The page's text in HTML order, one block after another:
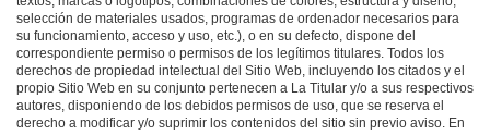
selección de materiales usados, programas de ordenador necesarios para
su funcionamiento, acceso y uso, etc.), o en su defecto, dispone del
correspondiente permiso o permisos de los legítimos titulares. Todos los
derechos de propiedad intelectual del Sitio Web, incluyendo los citados y el
propio Sitio Web en su conjunto pertenecen a La Titular y/o a sus respectivos
autores, disponiendo de los debidos permisos de uso, que se reserva el
derecho a modificar y/o suprimir los contenidos del sitio sin previo aviso. En